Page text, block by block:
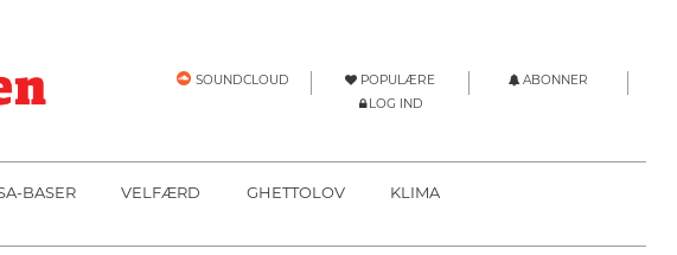
SOUNDCLOUD POPULÆRE
ABONNER
LOG IND
BASER VELFÆRD GHETTOLOV
KLIMA